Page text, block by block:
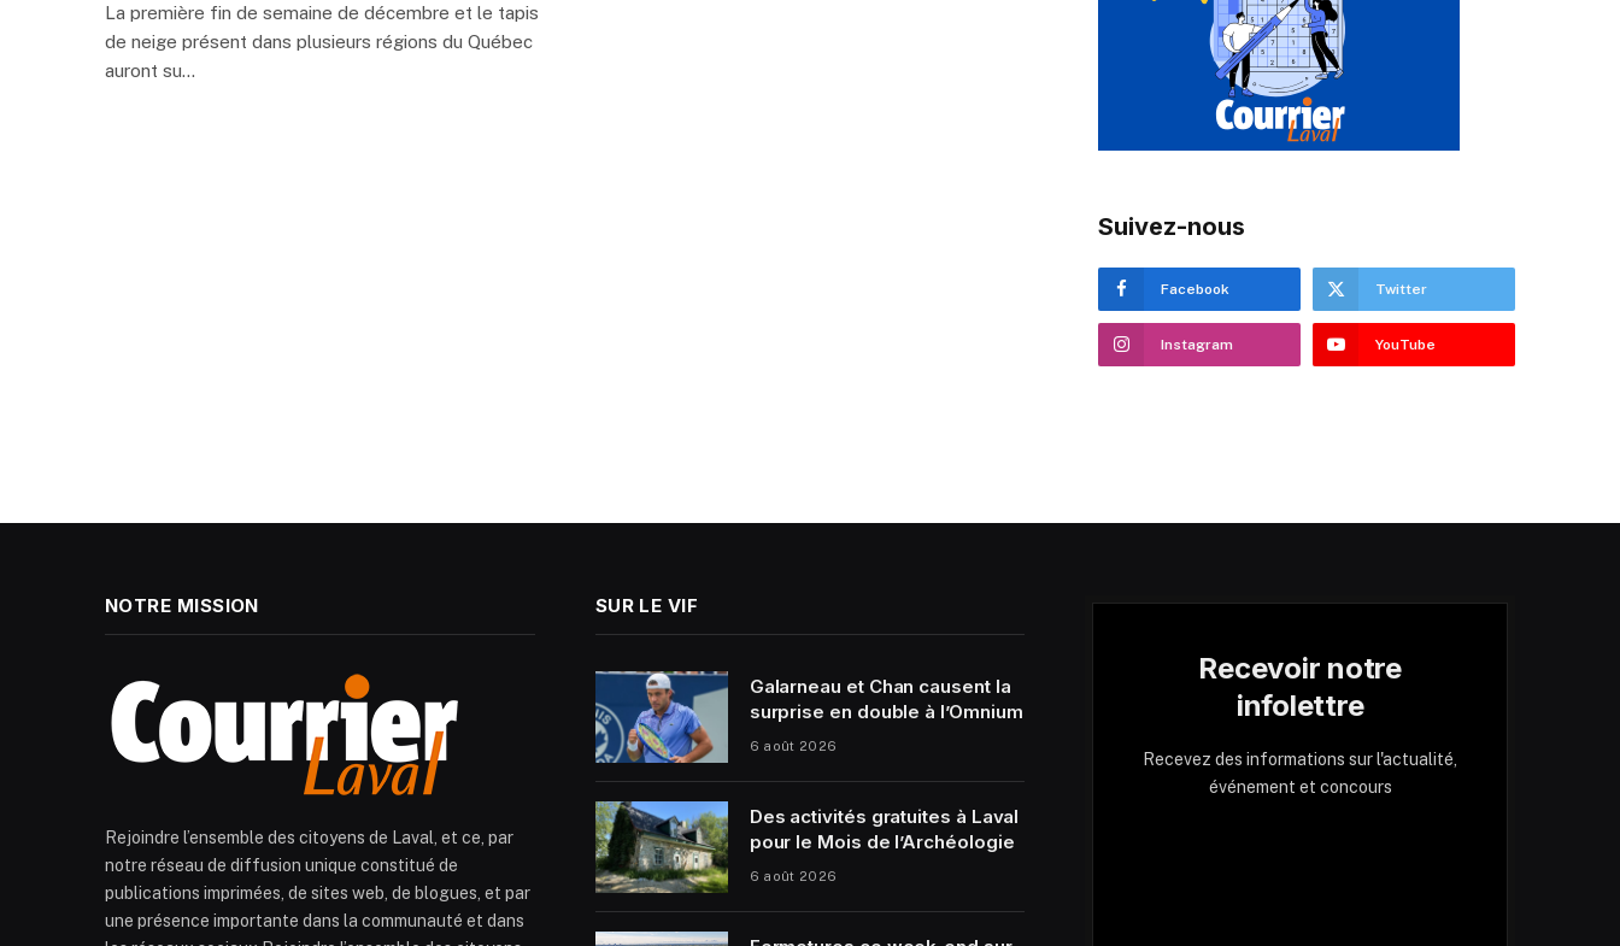
La première fin de semaine de décembre et le tapis
de neige présent dans plusieurs régions du Québec
auront su…
Suivez-nous
Facebook Twitter
Instagram YouTube
NOTRE MISSION
Rejoindre l’ensemble des citoyens de Laval, et ce, par
notre réseau de diffusion unique constitué de
publications imprimées, de sites web, de blogues, et par
une présence importante dans la communauté et dans
SUR LE VIF
Galarneau et Chan causent la
surprise en double à l’Omnium
6 août 2026
Des activités gratuites à Laval
pour le Mois de l’Archéologie
6 août 2026
Recevoir notre
infolettre
Recevez des informations sur l'actualité,
événement et concours